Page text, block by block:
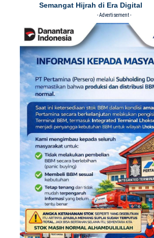
Semangat Hijrah di Era Digital
- Advertisement -